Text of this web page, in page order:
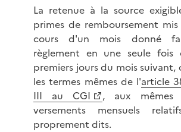
La retenue à la source
primes de remboursement
cours d'un mois donné
règlement en une seule fois
premiers jours du mois suivant,
les termes mêmes de l'article
III au CGI
, aux mêmes
versements mensuels
proprement dits.